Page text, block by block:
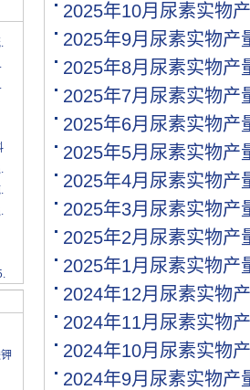
2025年10月尿素实物
2025年9月尿素实物产
2025年8月尿素实物产
2025年7月尿素实物产
2025年6月尿素实物产
2025年5月尿素实物产
2025年4月尿素实物产
2025年3月尿素实物产
2025年2月尿素实物产
2025年1月尿素实物产
2024年12月尿素实物
2024年11月尿素实物
2024年10月尿素实物
2024年9月尿素实物产